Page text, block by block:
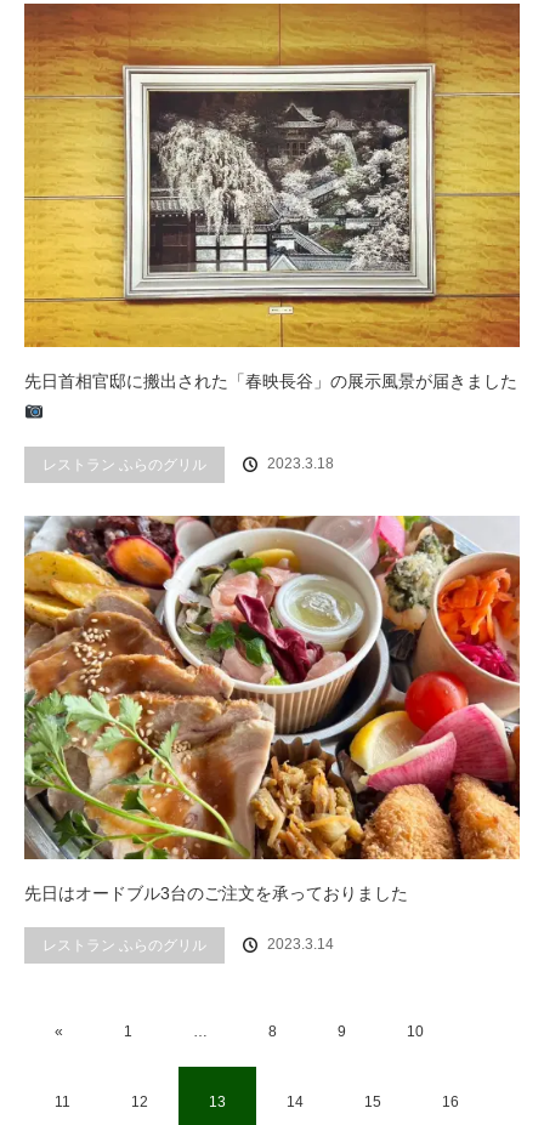
先日首相官邸に搬出された「春映長谷」の展示風景が届きました
レストラン ふらのグリル 2023.3.18
先日はオードブル3台のご注文を承っておりました
レストラン ふらのグリル 2023.3.14
« 1 … 8 9 10
11 12 13 14 15 16